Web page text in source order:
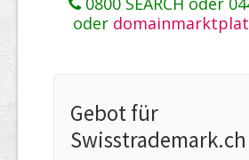
oder
Gebot für
Swisstrademark.ch